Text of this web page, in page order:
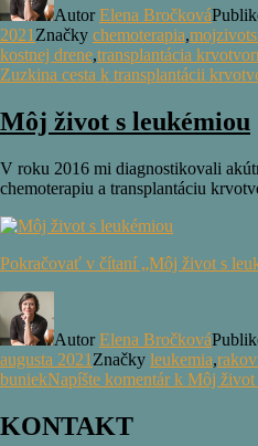
AutorElena Bročková
2021 Značky chemoterapia,
kostnej drene,transplantácia
Zuzkina cesta k transplantácii
Môj život s leukémiou
V roku 2016 mi diagnostikovali
chemoterapiu a transplantáciu
Pokračovať v čítaní „Môj život s
AutorElena Bročková
augusta 2021 Značky leukemia,
buniekNapíšte komentár k Môj život
KONTAKT